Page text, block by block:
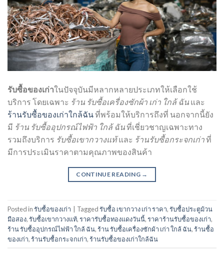
รับซื้อของเก่าในปัจจุบันมีหลากหลายประเภทให้เลือกใช้
บริการ โดยเฉพาะ ร้าน รับซื้อเครื่องซักผ้า เก่า ใกล้ ฉัน และ
ร้านรับซื้อของเก่าใกล้ฉันที่พร้อมให้บริการถึงที่ นอกจากนี้ยัง
มี ร้าน รับซื้ออุปกรณ์ไฟฟ้า ใกล้ ฉันที่เชี่ยวชาญเฉพาะทาง
รวมถึงบริการ รับซื้อเขากวางแท้และ ร้านรับซื้อกระจกเก่าที่
มีการประเมินราคาตามคุณภาพของสินค้า
CONTINUE READING →
Posted inรับซื้อของเก่า | Taggedรับซื้อ เขากวาง เก่า ราคา,รับซื้อประตูม้วน
มือสอง,รับซื้อเขากวางแท้,ราคารับซื้อทองแดงวันนี้,ราคาร้านรับซื้อของเก่า,
ร้าน รับซื้ออุปกรณ์ไฟฟ้า ใกล้ ฉัน,ร้าน รับซื้อเครื่องซักผ้า เก่า ใกล้ ฉัน,ร้านซื้อ
ของเก่า,ร้านรับซื้อกระจกเก่า,ร้านรับซื้อของเก่าใกล้ฉัน